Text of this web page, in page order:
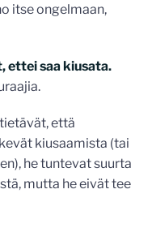
itse ongelmaan,
ettei saa kiusata.
että
kiusaamista (tai
he tuntevat suurta
mutta he eivät tee